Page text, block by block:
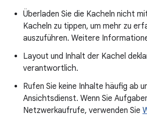
Überladen Sie die Kacheln nicht
Kacheln zu tippen, um mehr zu
auszuführen. Weitere
Layout und Inhalt der Kachel
verantwortlich.
Rufen Sie keine Inhalte häufig ab
Ansichtsdienst. Wenn Sie
Netzwerkaufrufe, verwenden Sie